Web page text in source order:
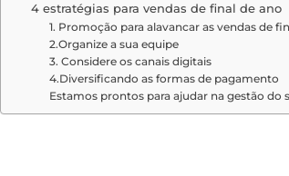
4 estratégias para vendas de final de ano
1. Promoção para alavancar as vendas de
2.Organize a sua equipe
3. Considere os canais digitais
4.Diversificando as formas de pagamento
Estamos prontos para ajudar na gestão do